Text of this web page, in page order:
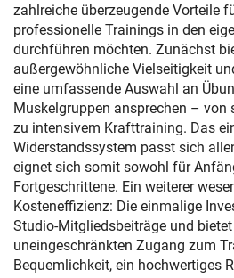
zahlreiche überzeugende Vorteile
professionelle Trainings in den
durchführen möchten. Zunächst
außergewöhnliche Vielseitigkeit
eine umfassende Auswahl an
Muskelgruppen ansprechen – von
zu intensivem Krafttraining. Das
Widerstandssystem passt sich
eignet sich somit sowohl für
Fortgeschrittene. Ein weiterer
Kosteneffizienz: Die einmalige
Studio-Mitgliedsbeiträge und
uneingeschränkten Zugang zum
Bequemlichkeit, ein hochwertiges